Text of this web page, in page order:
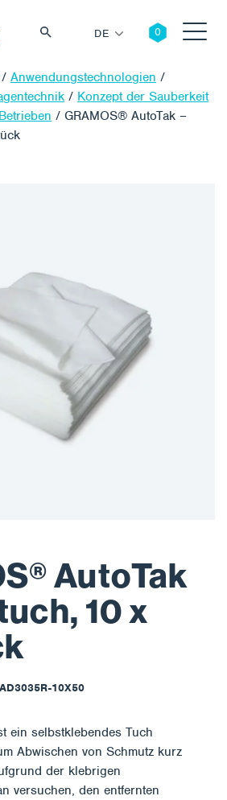
DE
/ Anwendungstechnologien /
/ Konzept der Sauberkeit
/ GRAMOS® AutoTak –
AutoTak
10 x
10X50
ein selbstklebendes Tuch
Abwischen von Schmutz kurz
der klebrigen
versuchen, den entfernten